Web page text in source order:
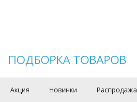
ПОДБОРКА ТОВАРОВ
Акция Новинки Распродажа